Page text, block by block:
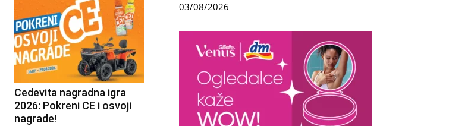
Cedevita nagradna igra
2026: Pokreni CE i osvoji
nagrade!
03/08/2026